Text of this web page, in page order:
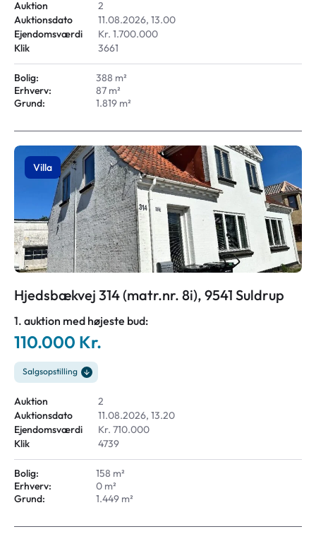
Auktion
2
Auktionsdato
11.08.2026, 13.00
Ejendomsværdi
Kr. 1.700.000
Klik
3661
Bolig:
388 m²
Erhverv:
87 m²
Grund:
1.819 m²
Villa
Hjedsbækvej 314 (matr.nr. 8i), 9541 Suldrup
1. auktion med højeste bud:
110.000 Kr.
Salgsopstilling
Auktion
2
Auktionsdato
11.08.2026, 13.20
Ejendomsværdi
Kr. 710.000
Klik
4739
Bolig:
158 m²
Erhverv:
0 m²
Grund:
1.449 m²